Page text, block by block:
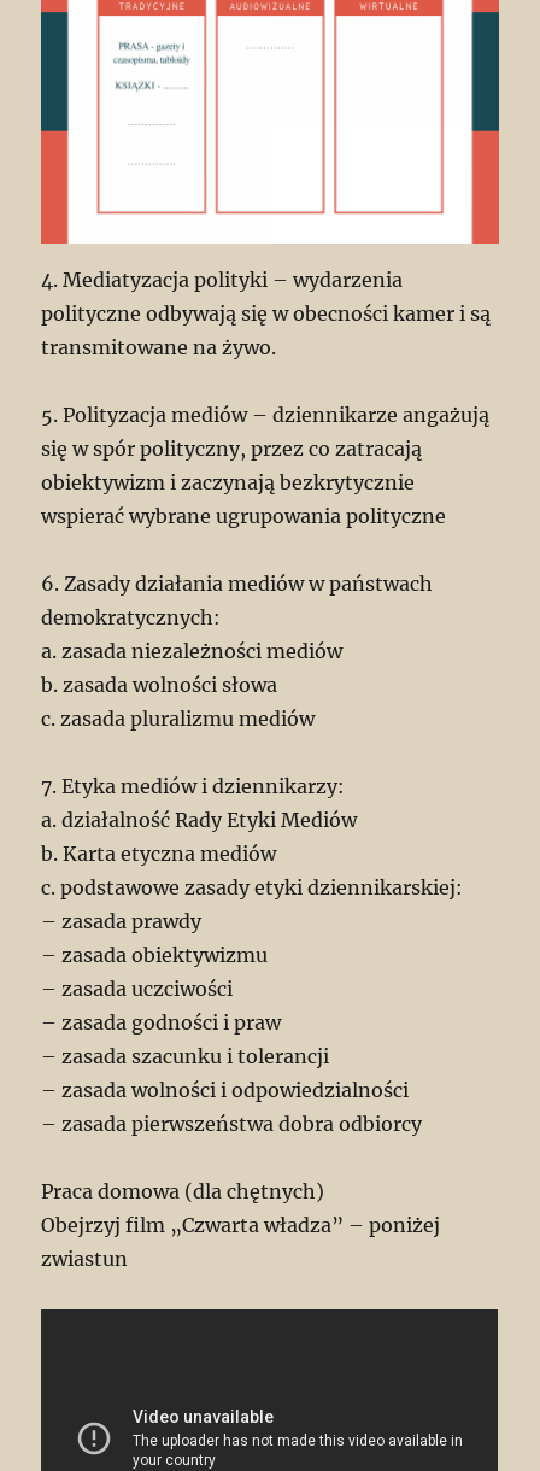
4. Mediatyzacja polityki – wydarzenia
polityczne odbywają się w obecności kamer i są
transmitowane na żywo.
5. Polityzacja mediów – dziennikarze angażują
się w spór polityczny, przez co zatracają
obiektywizm i zaczynają bezkrytycznie
wspierać wybrane ugrupowania polityczne
6. Zasady działania mediów w państwach
demokratycznych:
a. zasada niezależności mediów
b. zasada wolności słowa
c. zasada pluralizmu mediów
7. Etyka mediów i dziennikarzy:
a. działalność Rady Etyki Mediów
b. Karta etyczna mediów
c. podstawowe zasady etyki dziennikarskiej:
– zasada prawdy
– zasada obiektywizmu
– zasada uczciwości
– zasada godności i praw
– zasada szacunku i tolerancji
– zasada wolności i odpowiedzialności
– zasada pierwszeństwa dobra odbiorcy
Praca domowa (dla chętnych)
Obejrzyj film „Czwarta władza” – poniżej
zwiastun